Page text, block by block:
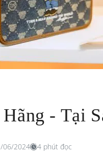
- Tại
06/2024 4 phút đọc